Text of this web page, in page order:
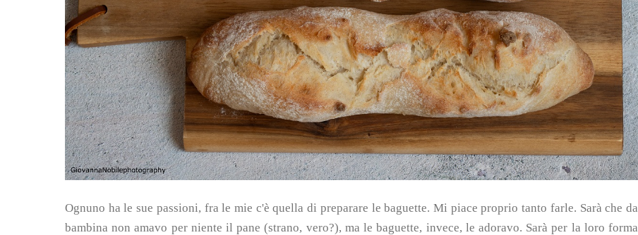
Ognuno ha le sue passioni, fra le mie c'è quella di preparare le baguette. Mi piace proprio tanto farle. Sarà che da
bambina non amavo per niente il pane (strano, vero?), ma le baguette, invece, le adoravo. Sarà per la loro forma